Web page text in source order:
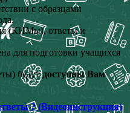
с образцами
(КИМы), ответы и
для подготовки учащихся
будутдоступны Вам
? (Видеоинструкция)